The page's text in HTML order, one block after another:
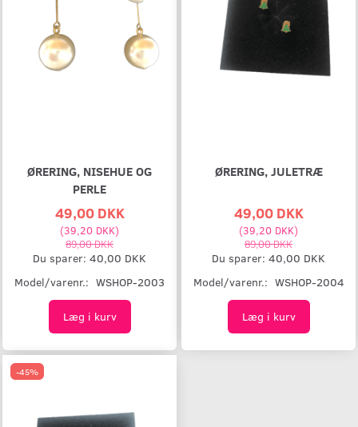
ØRERING, NISEHUE OG
PERLE
49,00 DKK
(39,20 DKK)
89,00 DKK
Du sparer: 40,00 DKK
Model/varenr.: WSHOP-2003
Læg i kurv
ØRERING, JULETRÆ
49,00 DKK
(39,20 DKK)
89,00 DKK
Du sparer: 40,00 DKK
Model/varenr.: WSHOP-2004
Læg i kurv
-45%